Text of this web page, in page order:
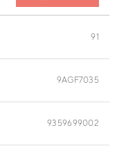
91
9AGF7035
9359699002